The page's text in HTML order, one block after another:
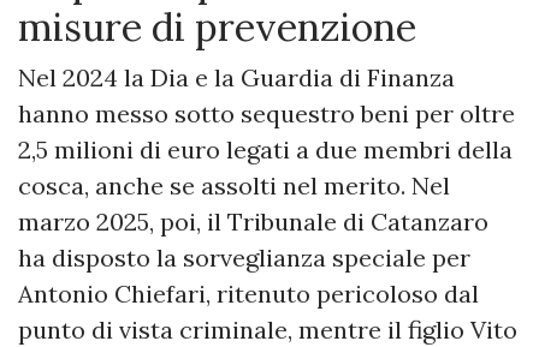
misure di prevenzione
Nel 2024 la Dia e la Guardia di Finanza
hanno messo sotto sequestro beni per oltre
2,5 milioni di euro legati a due membri della
cosca, anche se assolti nel merito. Nel
marzo 2025, poi, il Tribunale di Catanzaro
ha disposto la sorveglianza speciale per
Antonio Chiefari, ritenuto pericoloso dal
punto di vista criminale, mentre il figlio Vito